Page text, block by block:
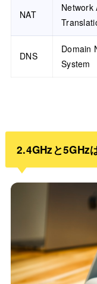
NAT
Network
DNS
Domain
System
2.4GHzと5GHz